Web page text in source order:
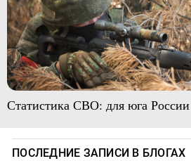
Статистика СВО: для юга России
ПОСЛЕДНИЕ ЗАПИСИ В БЛОГАХ